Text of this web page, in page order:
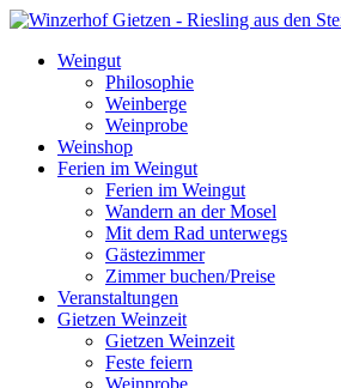
Weingut
Philosophie
Weinberge
Weinprobe
Weinshop
Ferien im Weingut
Ferien im Weingut
Wandern an der Mosel
Mit dem Rad unterwegs
Gästezimmer
Zimmer buchen/Preise
Veranstaltungen
Gietzen Weinzeit
Gietzen Weinzeit
Feste feiern
Weinprobe